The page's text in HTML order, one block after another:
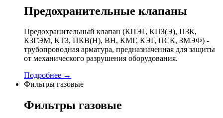
Предохранительные клапаны
Предохранительный клапан (КПЭГ, КПЗ(Э), ПЗК,
КЗГЭМ, КТЗ, ПКВ(Н), ВН, КМГ, КЭГ, ПСК, ЗМЭФ) -
трубопроводная арматура, предназначенная для защиты
от механического разрушения оборудования.
Подробнее →
Фильтры газовые
Фильтры газовые